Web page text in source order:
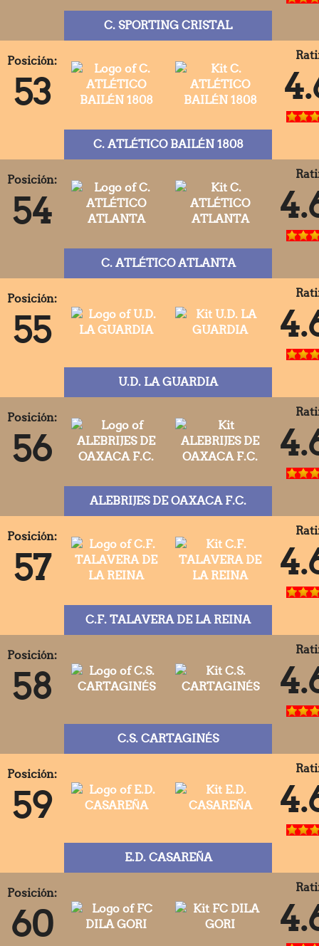
C. SPORTING CRISTAL
Posición:
53
C. ATLÉTICO BAILÉN 1808
Posición:
54
C. ATLÉTICO ATLANTA
Posición:
55
U.D. LA GUARDIA
Posición:
56
ALEBRIJES DE OAXACA F.C.
Posición:
57
C.F. TALAVERA DE LA REINA
Posición:
58
C.S. CARTAGINÉS
Posición:
59
E.D. CASAREÑA
Posición:
60